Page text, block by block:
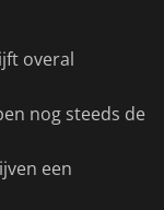
overal
nog steeds de
een